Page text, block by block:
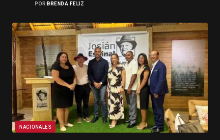
POR BRENDA FELIZ
NACIONALES